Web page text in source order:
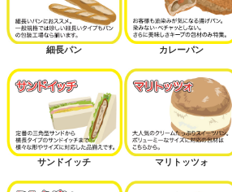
細長パン カレーパン
サンドイッチ マリトッツォ